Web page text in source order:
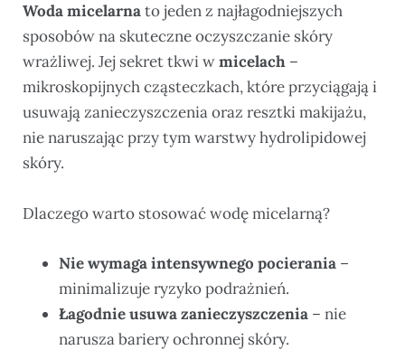
Woda micelarnato jeden z najłagodniejszych
sposobów na skuteczne oczyszczanie skóry
wrażliwej. Jej sekret tkwi wmicelach –
mikroskopijnych cząsteczkach, które przyciągają i
usuwają zanieczyszczenia oraz resztki makijażu,
nie naruszając przy tym warstwy hydrolipidowej
skóry.
Dlaczego warto stosować wodę micelarną?
Nie wymaga intensywnego pocierania –
minimalizuje ryzyko podrażnień.
Łagodnie usuwa zanieczyszczenia – nie
narusza bariery ochronnej skóry.